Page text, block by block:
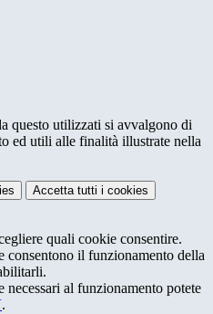
questo utilizzati si avvalgono di
ed utili alle finalità illustrate nella
Accetta tutti i cookies
quali cookie consentire.
consentono il funzionamento della
al funzionamento potete
.